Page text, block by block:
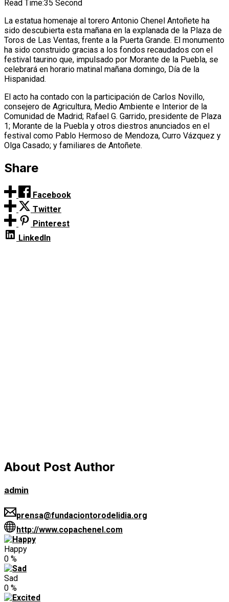
Read Time:35 Second
La estatua homenaje al torero Antonio Chenel Antoñete ha
sido descubierta esta mañana en la explanada de la Plaza de
Toros de Las Ventas, frente a la Puerta Grande. El monumento
ha sido construido gracias a los fondos recaudados con el
festival taurino que, impulsado por Morante de la Puebla, se
celebrará en horario matinal mañana domingo, Día de la
Hispanidad.
El acto ha contado con la participación de Carlos Novillo,
consejero de Agricultura, Medio Ambiente e Interior de la
Comunidad de Madrid; Rafael G. Garrido, presidente de Plaza
1; Morante de la Puebla y otros diestros anunciados en el
festival como Pablo Hermoso de Mendoza, Curro Vázquez y
Olga Casado; y familiares de Antoñete.
Share
Facebook
Twitter
Pinterest
LinkedIn
About Post Author
admin
prensa@fundaciontorodelidia.org
http://www.copachenel.com
Happy
0 %
Sad
0 %